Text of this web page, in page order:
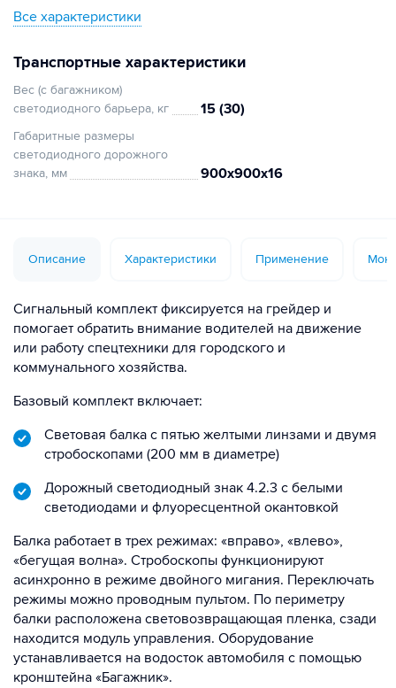
Все характеристики
Транспортные характеристики
Вес (с багажником)
светодиодного барьера, кг
15 (30)
Габаритные размеры
светодиодного дорожного
знака, мм
900х900х16
Описание Характеристики Применение
Сигнальный комплект фиксируется на грейдер и
помогает обратить внимание водителей на движение
или работу спецтехники для городского и
коммунального хозяйства.
Базовый комплект включает:
Световая балка с пятью желтыми линзами и двумя
стробоскопами (200 мм в диаметре)
Дорожный светодиодный знак 4.2.3 с белыми
светодиодами и флуоресцентной окантовкой
Балка работает в трех режимах: «вправо», «влево»,
«бегущая волна». Стробоскопы функционируют
асинхронно в режиме двойного мигания. Переключать
режимы можно проводным пультом. По периметру
балки расположена световозвращающая пленка, сзади
находится модуль управления. Оборудование
устанавливается на водосток автомобиля с помощью
кронштейна «Багажник».